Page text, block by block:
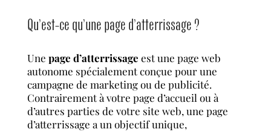
Qu’est-ce qu’une page d’atterrissage ?
Une page d’atterrissage est une page web
autonome spécialement conçue pour une
campagne de marketing ou de publicité.
Contrairement à votre page d’accueil ou à
d’autres parties de votre site web, une page
d’atterrissage a un objectif unique,